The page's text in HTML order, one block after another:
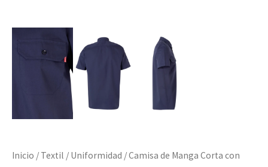
Inicio / Textil / Uniformidad / Camisa de Manga Corta con